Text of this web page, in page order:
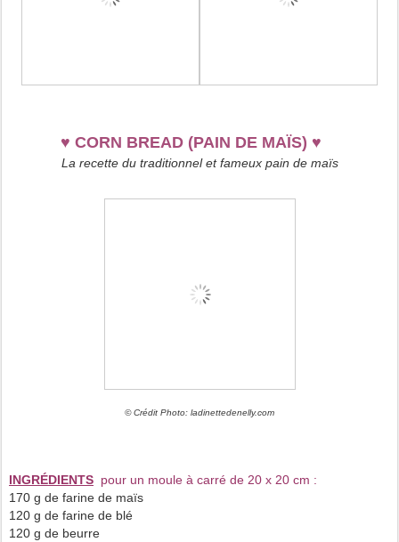
♥ CORN BREAD (PAIN DE MAÏS) ♥
La recette du traditionnel et fameux pain de maïs
© Crédit Photo: ladinettedenelly.com
INGRÉDIENTS pour un moule à carré de 20 x 20 cm :
170 g de farine de maïs
120 g de farine de blé
120 g de beurre